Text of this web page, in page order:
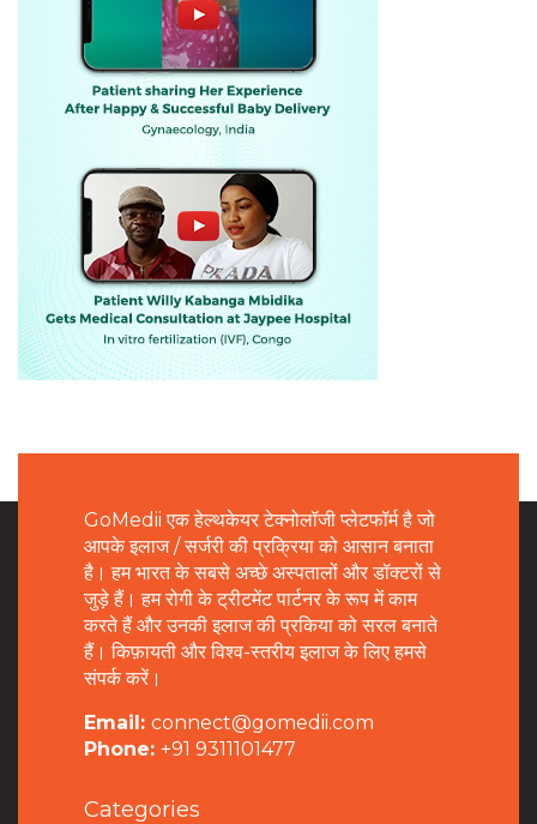
GoMedii एक हेल्थकेयर टेक्नोलॉजी प्लेटफॉर्म है जो
आपके इलाज / सर्जरी की प्रक्रिया को आसान बनाता
है। हम भारत के सबसे अच्छे अस्पतालों और डॉक्टरों से
जुड़े हैं। हम रोगी के ट्रीटमेंट पार्टनर के रूप में काम
करते हैं और उनकी इलाज की प्रकिया को सरल बनाते
हैं। किफ़ायती और विश्व-स्तरीय इलाज के लिए हमसे
संपर्क करें।
Email: connect@gomedii.com
Phone: +91 9311101477
Categories